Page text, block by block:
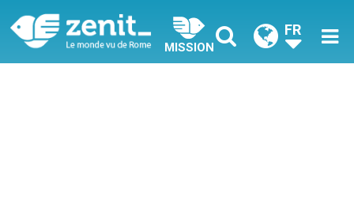
MISSION
FR